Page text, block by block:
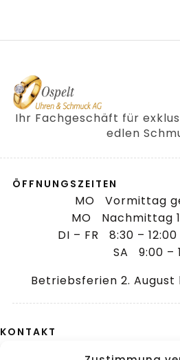
Ihr Fachgeschäft für
edlen
ÖFFNUNGSZEITEN
MO Vormittag
MO Nachmittag
DI – FR 8:30 – 12:00
SA 9:00 –
Betriebsferien 2. August
KONTAKT